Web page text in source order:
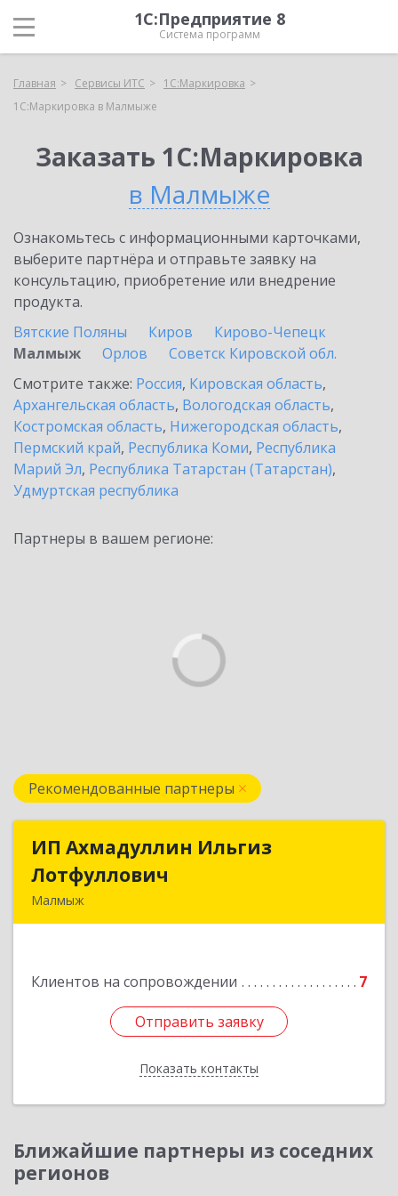
1С:Предприятие 8
Система программ
Главная Сервисы ИТС
1С:Маркировка
1С:Маркировка в Малмыже
Заказать 1С:Маркировка
в Малмыже
Ознакомьтесь с информационными карточками,
выберите партнёра и отправьте заявку на
консультацию, приобретение или внедрение
продукта.
Вятские Поляны
Киров
Кирово-Чепецк
Малмыж
Орлов
Советск Кировской обл.
Смотрите также: Россия, Кировская область,
Архангельская область, Вологодская область,
Костромская область, Нижегородская область,
Пермский край, Республика Коми, Республика
Марий Эл, Республика Татарстан (Татарстан),
Удмуртская республика
Партнеры в вашем регионе:
Рекомендованные партнеры
ИП Ахмадуллин Ильгиз
Лотфуллович
Малмыж
Клиентов на сопровождении 7
Отправить заявку
Показать контакты
ИП Ахмадуллин Ильгиз
Подробнее
Отправить заявку
Назад
Ближайшие партнеры из соседних
регионов